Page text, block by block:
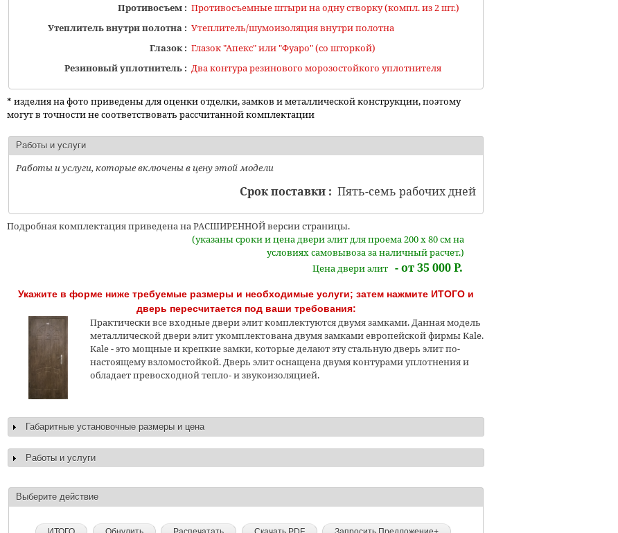
Противосъем : Противосъемные штыри на одну створку (компл. из 2 шт.)
Утеплитель внутри полотна : Утеплитель/шумоизоляция внутри полотна
Глазок : Глазок "Апекс" или "Фуаро" (со шторкой)
Резиновый уплотнитель : Два контура резинового морозостойкого уплотнителя
* изделия на фото приведены для оценки отделки, замков и металлической конструкции, поэтому
могут в точности не соответствовать рассчитанной комплектации
Работы и услуги
Работы и услуги, которые включены в цену этой модели
Срок поставки : Пять-семь рабочих дней
Подробная комплектация приведена на РАСШИРЕННОЙ версии страницы.
(указаны сроки и цена двери элит для проема 200 x 80 см на
условиях самовывоза за наличный расчет.)
Цена двери элит - от 35 000 Р.
Укажите в форме ниже требуемые размеры и необходимые услуги; затем нажмите ИТОГО и
дверь пересчитается под ваши требования:
Практически все входные двери элит комплектуются двумя замками. Данная модель
металлической двери элит укомплектована двумя замками европейской фирмы Kale.
Kale - это мощные и крепкие замки, которые делают эту стальную дверь элит по-
настоящему взломостойкой. Дверь элит оснащена двумя контурами уплотнения и
обладает превосходной тепло- и звукоизоляцией.
Показать
Габаритные установочные размеры и цена
Показать
Работы и услуги
Выберите действие